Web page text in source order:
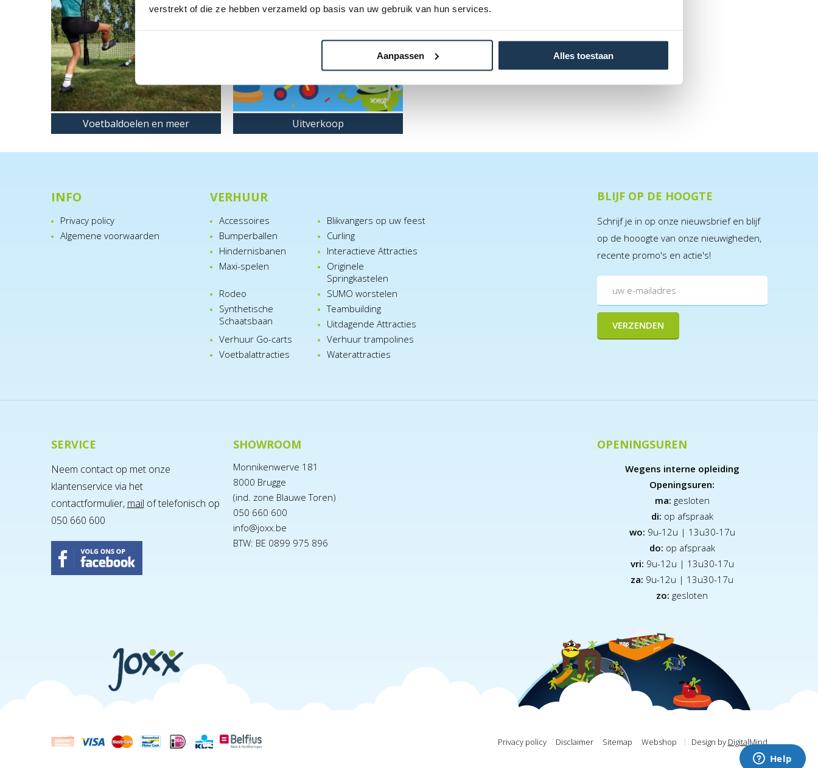
verstrekt of die ze hebben verzameld op basis van uw gebruik van hun services.
Aanpassen Alles toestaan
Voetbaldoelen en meer Uitverkoop
INFO
Privacy policy
Algemene voorwaarden
VERHUUR
Accessoires
Blikvangers op uw feest
Bumperballen
Curling
Hindernisbanen
Interactieve Attracties
Maxi-spelen
Originele
Springkastelen
Rodeo
SUMO worstelen
Synthetische
Schaatsbaan
Teambuilding
Uitdagende Attracties
Verhuur Go-carts
Verhuur trampolines
Voetbalattracties
Waterattracties
BLIJF OP DE HOOGTE
Schrijf je in op onze nieuwsbrief en blijf
op de hooogte van onze nieuwigheden,
recente promo's en actie's!
SERVICE
Neem contact op met onze
klantenservice via het
contactformulier, mail of telefonisch op
050 660 600
SHOWROOM
Monnikenwerve 181
8000 Brugge
(ind. zone Blauwe Toren)
050 660 600
info@joxx.be
BTW: BE 0899 975 896
OPENINGSUREN
Wegens interne opleiding
Openingsuren:
ma: gesloten
di: op afspraak
wo: 9u-12u | 13u30-17u
do: op afspraak
vri: 9u-12u | 13u30-17u
za: 9u-12u | 13u30-17u
zo: gesloten
Privacy policy Disclaimer Sitemap Webshop Design by DigitalMind